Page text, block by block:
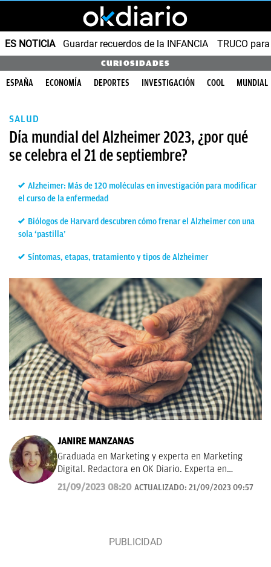
ES NOTICIA Guardar recuerdos de la INFANCIA TRUCO
CURIOSIDADES
ESPAÑA ECONOMÍA DEPORTES INVESTIGACIÓN COOL MUNDIAL
SALUD
Día mundial del Alzheimer 2023, ¿por qué
se celebra el 21 de septiembre?
Alzheimer: Más de 120 moléculas en investigación para modificar
el curso de la enfermedad
Biólogos de Harvard descubren cómo frenar el Alzheimer con una
sola ‘pastilla’
Síntomas, etapas, tratamiento y tipos de Alzheimer
JANIRE MANZANAS
Graduada en Marketing y experta en Marketing
Digital. Redactora en OK Diario. Experta en
curiosidades, mascotas, consumo y Lotería de
Navidad.
21/09/2023 08:20 ACTUALIZADO: 21/09/2023 09:57